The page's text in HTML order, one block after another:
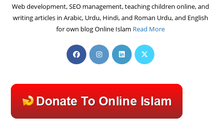
Web development, SEO management, teaching children online, and
writing articles in Arabic, Urdu, Hindi, and Roman Urdu, and English
for own blog Online Islam Read More
Opens
in
new
tab
Opens
in
new
tab
Opens
in
new
tab
Opens
new
tab